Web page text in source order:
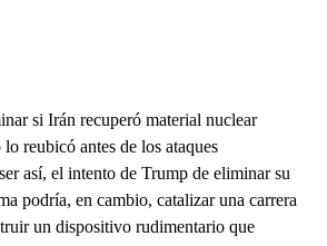
si Irán recuperó material nuclear
reubicó antes de los ataques
así, el intento de Trump de eliminar su
podría, en cambio, catalizar una carrera
un dispositivo rudimentario que